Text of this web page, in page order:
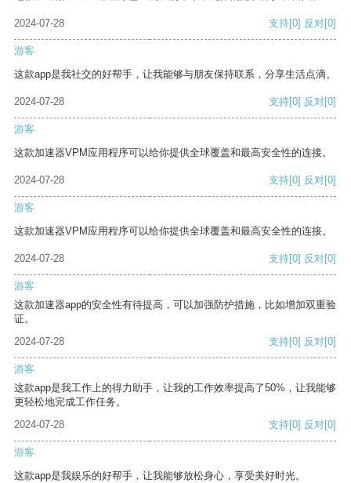
2024-07-28 支持[0] 反对[0]
游客
这款app是我社交的好帮手，让我能够与朋友保持联系，分享生活点滴。
2024-07-28 支持[0] 反对[0]
游客
这款加速器VPM应用程序可以给你提供全球覆盖和最高安全性的连接。
2024-07-28 支持[0] 反对[0]
游客
这款加速器VPM应用程序可以给你提供全球覆盖和最高安全性的连接。
2024-07-28 支持[0] 反对[0]
游客
这款加速器app的安全性有待提高，可以加强防护措施，比如增加双重验
证。
2024-07-28
支持[0] 反对[0]
游客
这款app是我工作上的得力助手，让我的工作效率提高了50%，让我能够
更轻松地完成工作任务。
2024-07-28
支持[0] 反对[0]
游客
这款app是我娱乐的好帮手，让我能够放松身心，享受美好时光。